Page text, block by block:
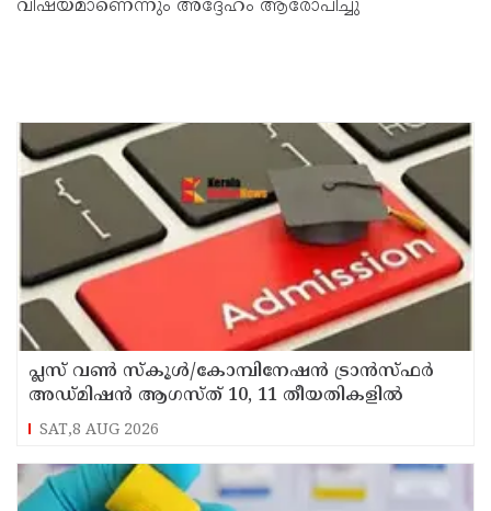
വിഷയമാണെന്നും അദ്ദേഹം ആരോപിച്ചു
പ്ലസ് വൺ സ്‌കൂൾ/കോമ്പിനേഷൻ ട്രാൻസ്ഫർ
അഡ്മിഷൻ ആഗസ്ത് 10, 11 തീയതികളിൽ
SAT,8 AUG 2026